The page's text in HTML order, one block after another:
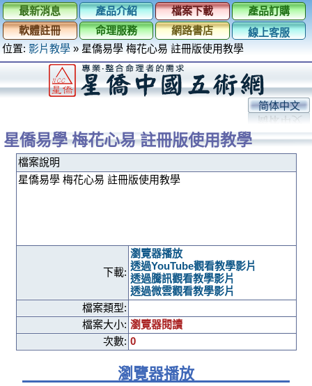
最新消息 產品介紹 檔案下載
產品訂購
軟體註冊
命理服務 網路書店
線上客服
位置: 影片教學 » 星僑易學 梅花心易 註冊版使用教學
简体中文
星僑易學 梅花心易 註冊版使用教學
檔案說明
星僑易學 梅花心易 註冊版使用教學
下載:
瀏覽器播放
透過YouTube觀看教學影片
透過騰訊觀看教學影片
透過微雲觀看教學影片
檔案類型:
檔案大小: 瀏覽器閱讀
次數: 0
瀏覽器播放